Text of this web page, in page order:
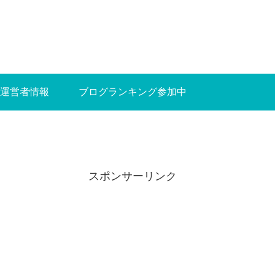
運営者情報 ブログランキング参加中
スポンサーリンク